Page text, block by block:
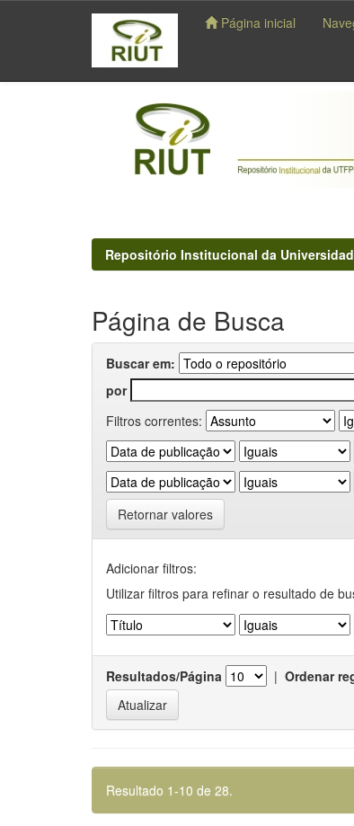
navigation
Página inicial
Repositório Institucional da
Página de Busca
Buscar em:
por
Filtros correntes:
Retornar valores
Adicionar filtros:
Utilizar filtros para refinar o resultado de
Resultados/Página | Ordenar
Resultado 1-10 de 28.